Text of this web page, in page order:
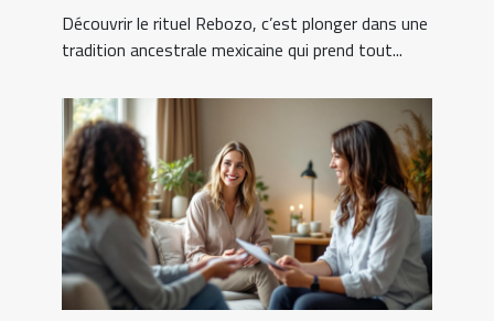
partum ?
Découvrir le rituel Rebozo, c’est plonger dans une
tradition ancestrale mexicaine qui prend tout...